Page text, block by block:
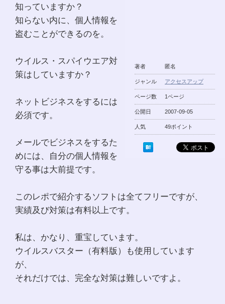
著者 匿名
ジャンル アクセスアップ
ページ数 1ページ
公開日 2007-09-05
人気 49ポイント
知っていますか？
知らない内に、個人情報を
盗むことができるのを。
ウイルス・スパイウエア対
策はしていますか？
ネットビジネスをするには
必須です。
メールでビジネスをするた
めには、自分の個人情報を
守る事は大前提です。
このレポで紹介するソフトは全てフリーですが、
実績及び対策は有料以上です。
私は、かなり、重宝しています。
ウイルスバスター（有料版）も使用しています
が、
それだけでは、完全な対策は難しいですよ。